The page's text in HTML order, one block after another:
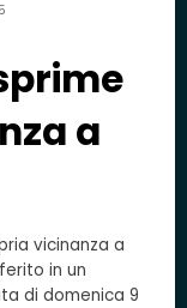
a
vicinanza a
in un
di domenica 9